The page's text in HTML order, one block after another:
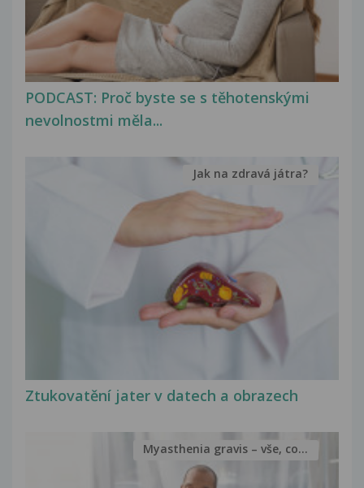
PODCAST: Proč byste se s těhotenskými
nevolnostmi měla...
Ztukovatění jater v datech a obrazech
Jak na zdravá játra?
Myasthenia gravis – vše, co...